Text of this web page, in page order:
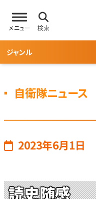
メニュー 検索
ジャンル
自衛隊ニュース
2023年6月1日
読史随感